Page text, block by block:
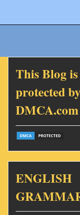
This Blog is
protected by
DMCA.com
ENGLISH